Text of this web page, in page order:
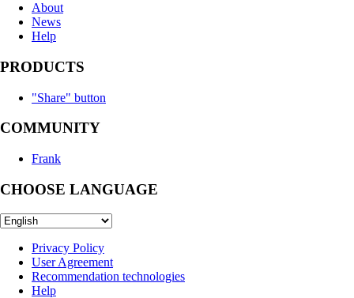
About
News
Help
PRODUCTS
"Share" button
COMMUNITY
Frank
CHOOSE LANGUAGE
Privacy Policy
User Agreement
Recommendation technologies
Help